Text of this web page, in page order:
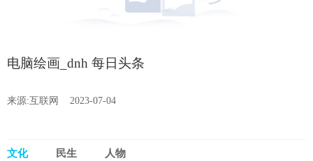
电脑绘画_dnh 每日头条
来源:互联网 2023-07-04
文化 民生 人物